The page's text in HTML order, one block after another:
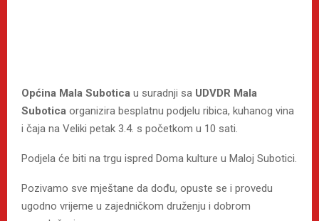
Općina Mala Subotica u suradnji sa UDVDR Mala
Subotica organizira besplatnu podjelu ribica, kuhanog vina
i čaja na Veliki petak 3.4. s početkom u 10 sati.
Podjela će biti na trgu ispred Doma kulture u Maloj Subotici.
Pozivamo sve mještane da dođu, opuste se i provedu
ugodno vrijeme u zajedničkom druženju i dobrom